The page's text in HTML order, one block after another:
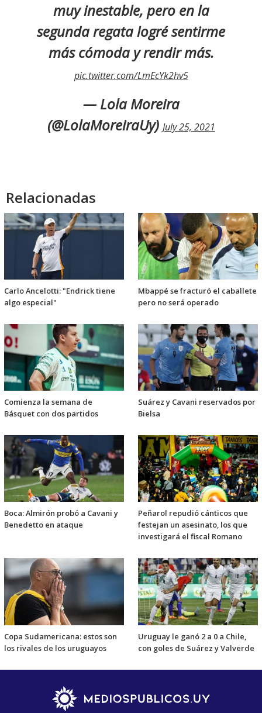
muy inestable, pero en la
segunda regata logré sentirme
más cómoda y rendir más.
pic.twitter.com/LmEcYk2hv5
— Lola Moreira
(@LolaMoreiraUy) July 25, 2021
Relacionadas
Carlo Ancelotti: "Endrick tiene
algo especial"
Mbappé se fracturó el caballete
pero no será operado
Comienza la semana de
Básquet con dos partidos
Suárez y Cavani reservados por
Bielsa
Boca: Almirón probó a Cavani y
Benedetto en ataque
Peñarol repudió cánticos que
festejan un asesinato, los que
investigará el fiscal Romano
Copa Sudamericana: estos son
los rivales de los uruguayos
Uruguay le ganó 2 a 0 a Chile,
con goles de Suárez y Valverde